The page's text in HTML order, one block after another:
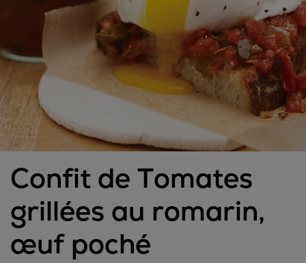
Confit de Tomates
grillées au romarin,
œuf poché